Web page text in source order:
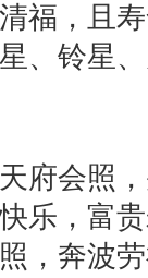
福，且
、铃星
府会照
乐，富
，奔波